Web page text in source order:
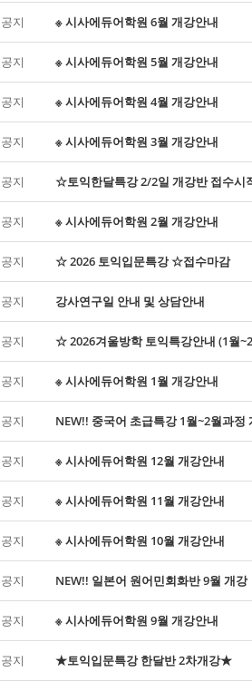
공지 ※ 시사에듀어학원 6월 개강안내
공지 ※ 시사에듀어학원 5월 개강안내
공지 ※ 시사에듀어학원 4월 개강안내
공지 ※ 시사에듀어학원 3월 개강안내
공지 ☆토익한달특강 2/2일 개강반 접수
공지 ※ 시사에듀어학원 2월 개강안내
공지 ☆ 2026 토익입문특강 ☆접수마감
공지 강사연구일 안내 및 상담안내
공지 ☆ 2026겨울방학 토익특강안내 (1월
공지 ※ 시사에듀어학원 1월 개강안내
공지 NEW!! 중국어 초급특강 1월~2월과정
공지 ※ 시사에듀어학원 12월 개강안내
공지 ※ 시사에듀어학원 11월 개강안내
공지 ※ 시사에듀어학원 10월 개강안내
공지 NEW!! 일본어 원어민회화반 9월 개강
공지 ※ 시사에듀어학원 9월 개강안내
공지 ★토익입문특강 한달반 2차개강★